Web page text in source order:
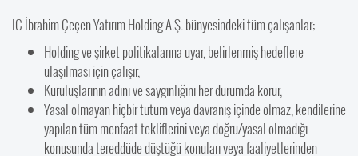
IC İbrahim Çeçen Yatırım Holding A.Ş. bünyesindeki tüm çalışanlar;
Holding ve şirket politikalarına uyar, belirlenmiş hedeflere
ulaşılması için çalışır,
Kuruluşlarının adını ve saygınlığını her durumda korur,
Yasal olmayan hiçbir tutum veya davranış içinde olmaz, kendilerine
yapılan tüm menfaat tekliflerini veya doğru/yasal olmadığı
konusunda tereddüde düştüğü konuları veya faaliyetlerinden